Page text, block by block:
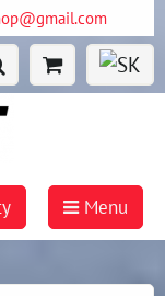
Menu